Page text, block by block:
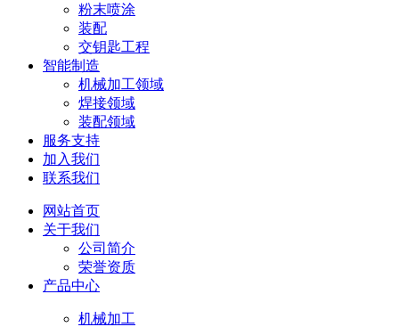
粉末喷涂
装配
交钥匙工程
智能制造
机械加工领域
焊接领域
装配领域
服务支持
加入我们
联系我们
网站首页
关于我们
公司简介
荣誉资质
产品中心
机械加工